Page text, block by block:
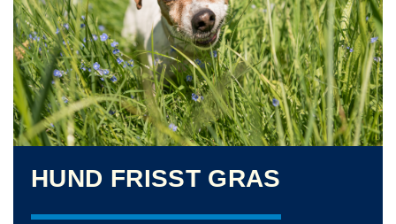
HUND FRISST GRAS